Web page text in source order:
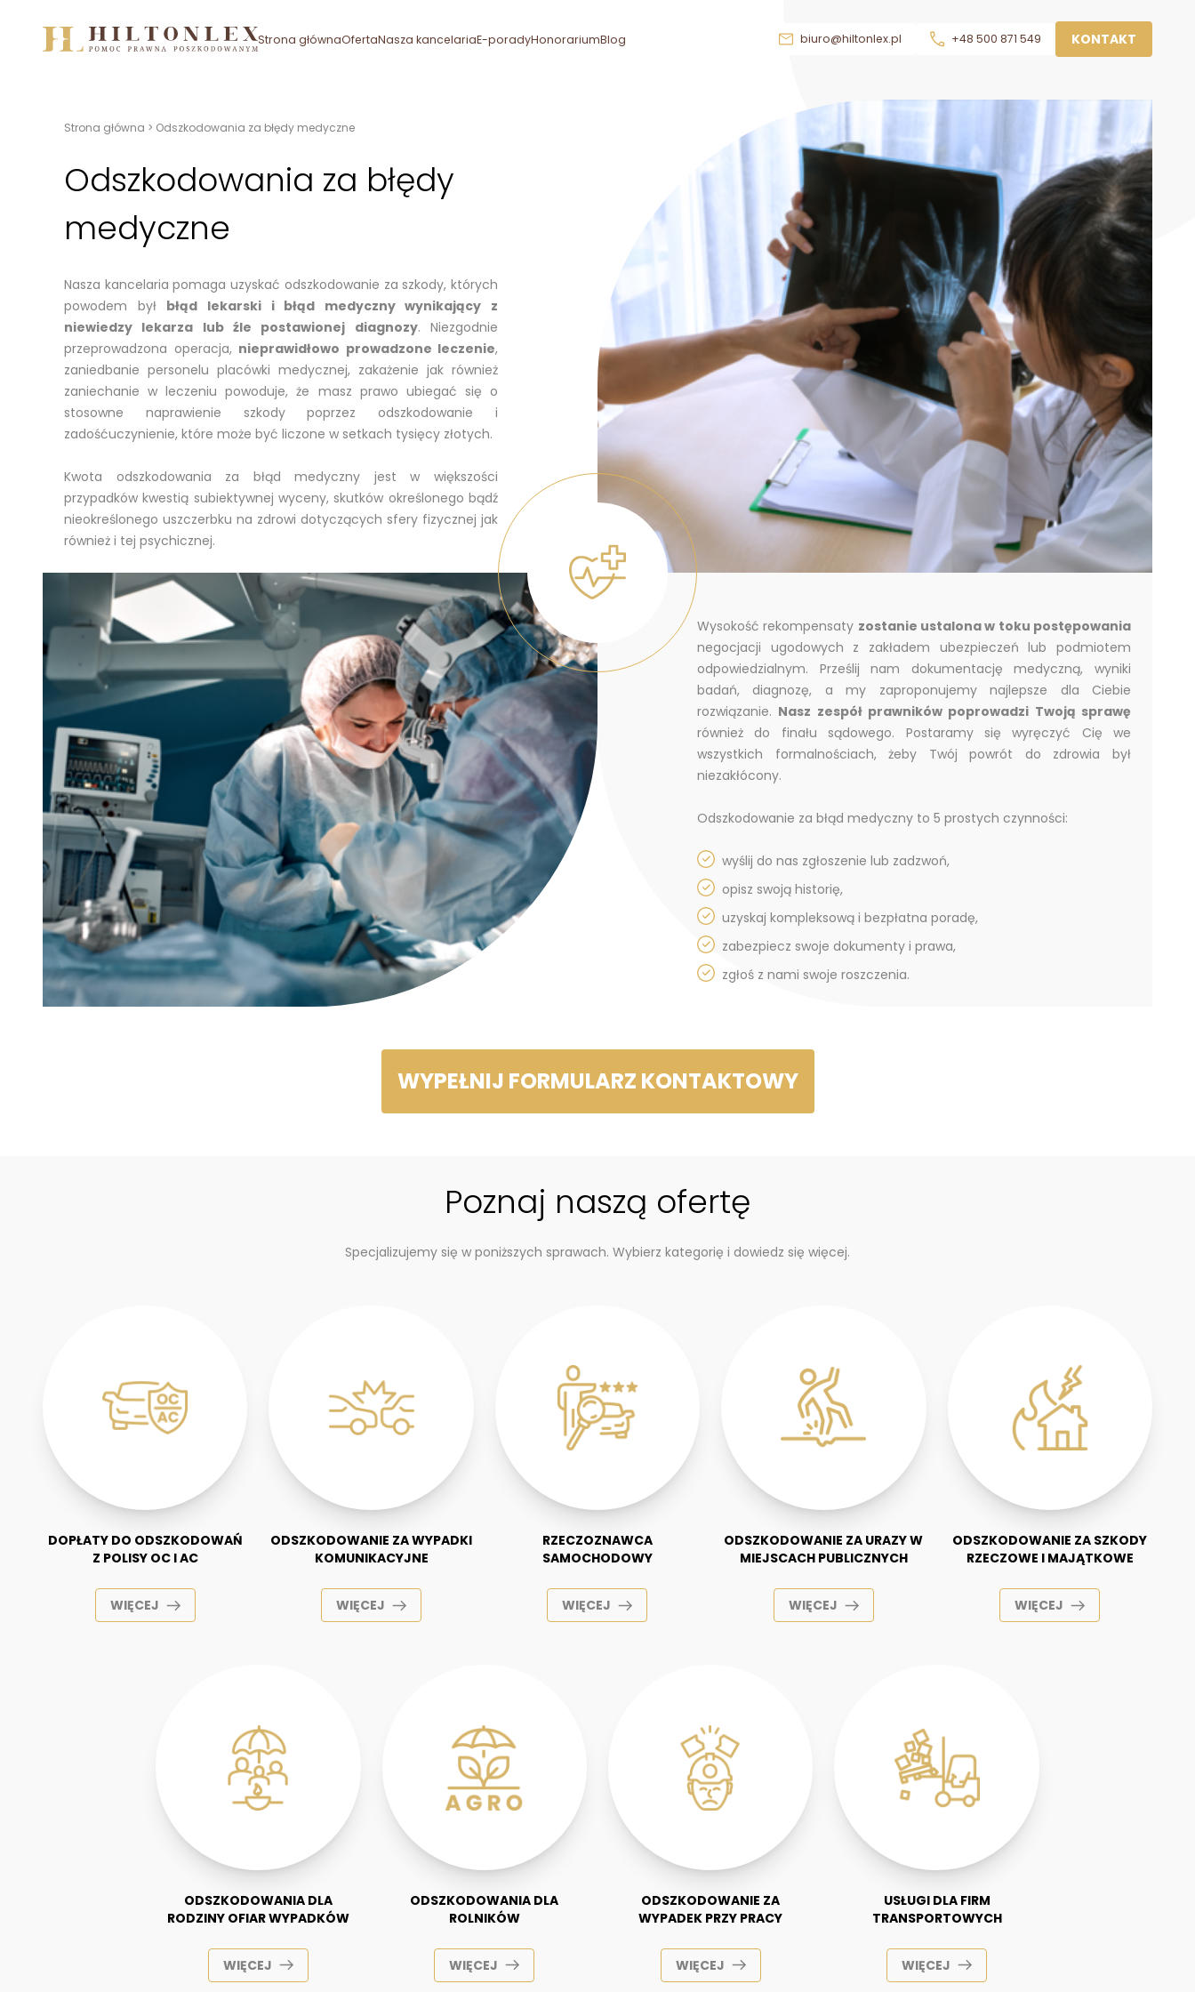
Strona głównaOfertaNasza kancelariaE-poradyHonorariumBlog biuro@hiltonlex.pl +48 500 871 549 KONTAKT
Strona główna > Odszkodowania za błędy medyczne
Odszkodowania za błędy
medyczne
Nasza kancelaria pomaga uzyskać odszkodowanie za szkody, których
powodem był błąd lekarski i błąd medyczny wynikający z
niewiedzy lekarza lub źle postawionej diagnozy. Niezgodnie
przeprowadzona operacja, nieprawidłowo prowadzone leczenie,
zaniedbanie personelu placówki medycznej, zakażenie jak również
zaniechanie w leczeniu powoduje, że masz prawo ubiegać się o
stosowne naprawienie szkody poprzez odszkodowanie i
zadośćuczynienie, które może być liczone w setkach tysięcy złotych.
Kwota odszkodowania za błąd medyczny jest w większości
przypadków kwestią subiektywnej wyceny, skutków określonego bądź
nieokreślonego uszczerbku na zdrowi dotyczących sfery fizycznej jak
również i tej psychicznej.
Wysokość rekompensaty zostanie ustalona w toku postępowania
negocjacji ugodowych z zakładem ubezpieczeń lub podmiotem
odpowiedzialnym. Prześlij nam dokumentację medyczną, wyniki
badań, diagnozę, a my zaproponujemy najlepsze dla Ciebie
rozwiązanie. Nasz zespół prawników poprowadzi Twoją sprawę
również do finału sądowego. Postaramy się wyręczyć Cię we
wszystkich formalnościach, żeby Twój powrót do zdrowia był
niezakłócony.
Odszkodowanie za błąd medyczny to 5 prostych czynności:
wyślij do nas zgłoszenie lub zadzwoń,
opisz swoją historię,
uzyskaj kompleksową i bezpłatna poradę,
zabezpiecz swoje dokumenty i prawa,
zgłoś z nami swoje roszczenia.
WYPEŁNIJ FORMULARZ KONTAKTOWY
Poznaj naszą ofertę
Specjalizujemy się w poniższych sprawach. Wybierz kategorię i dowiedz się więcej.
DOPŁATY DO ODSZKODOWAŃ
Z POLISY OC I AC
WIĘCEJ
ODSZKODOWANIE ZA WYPADKI
KOMUNIKACYJNE
WIĘCEJ
RZECZOZNAWCA
SAMOCHODOWY
WIĘCEJ
ODSZKODOWANIE ZA URAZY W
MIEJSCACH PUBLICZNYCH
WIĘCEJ
ODSZKODOWANIE ZA SZKODY
RZECZOWE I MAJĄTKOWE
WIĘCEJ
ODSZKODOWANIA DLA
RODZINY OFIAR WYPADKÓW
WIĘCEJ
ODSZKODOWANIA DLA
ROLNIKÓW
WIĘCEJ
ODSZKODOWANIE ZA
WYPADEK PRZY PRACY
WIĘCEJ
USŁUGI DLA FIRM
TRANSPORTOWYCH
WIĘCEJ